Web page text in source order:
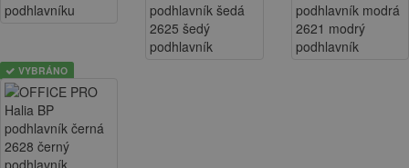
VYBRÁNO